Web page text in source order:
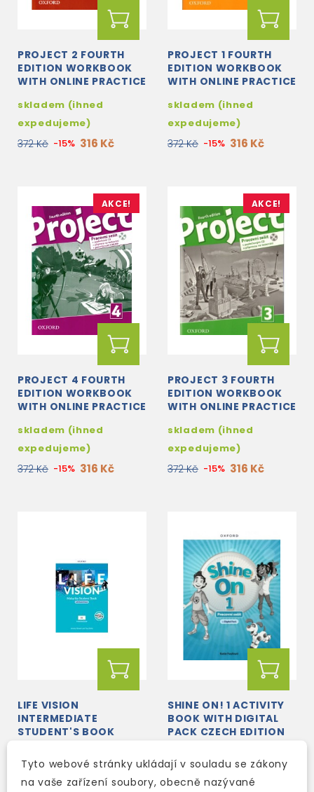
PROJECT 2 FOURTH
EDITION WORKBOOK
WITH ONLINE PRACTICE
EDITION
skladem (ihned
expedujeme)
372 Kč -15% 316 Kč
PROJECT 1 FOURTH
EDITION WORKBOOK
WITH ONLINE PRACTICE
EDITION
skladem (ihned
expedujeme)
372 Kč -15% 316 Kč
AKCE!
PROJECT 4 FOURTH
EDITION WORKBOOK
WITH ONLINE PRACTICE
EDITION
skladem (ihned
expedujeme)
372 Kč -15% 316 Kč
AKCE!
PROJECT 3 FOURTH
EDITION WORKBOOK
WITH ONLINE PRACTICE
EDITION
skladem (ihned
expedujeme)
372 Kč -15% 316 Kč
LIFE VISION
INTERMEDIATE
STUDENT'S BOOK
expedujeme)
SHINE ON! 1 ACTIVITY
BOOK WITH DIGITAL
PACK CZECH EDITION
expedujeme)
Tyto webové stránky ukládají v souladu se zákony
na vaše zařízení soubory, obecně nazývané